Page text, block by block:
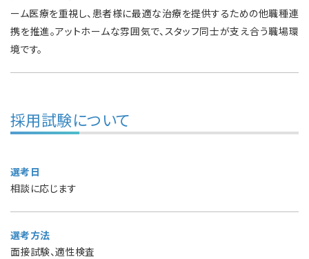
ーム医療を重視し、患者様に最適な治療を提供するための他職種連
携を推進。アットホームな雰囲気で、スタッフ同士が支え合う職場環
境です。
採用試験について
選考日
相談に応じます
選考方法
面接試験、適性検査